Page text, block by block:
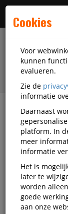
Cookies
Voor
kunnen
evalueren.
Zie de
informatie
Daarnaast
platform. In
meer
informatie
Het is
later te
worden
goede
aan onze